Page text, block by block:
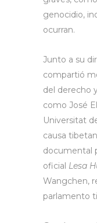
genocidio,
ocurran.
Junto a su
compartió
del derecho
como José
Universitat
causa
documental
oficial Lesa
Wangchen,
parlamento